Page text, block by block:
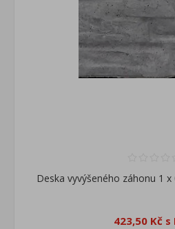
Deska vyvýšeného záhonu 1
423,50 Kč s